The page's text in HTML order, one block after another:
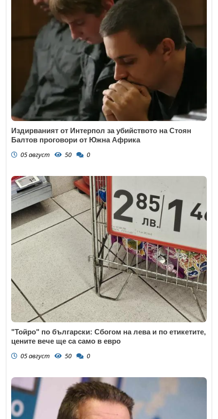
Издирваният от Интерпол за убийството на Стоян
Балтов проговори от Южна Африка
05 август 50 0
"Тойро" по български: Сбогом на лева и по етикетите,
цените вече ще са само в евро
05 август 50 0